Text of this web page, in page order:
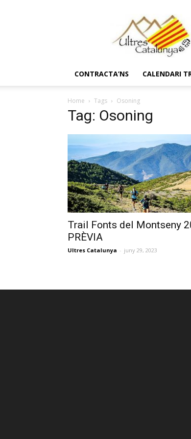
CONTRACTA’NS CALENDARI
Home Tags Osoning
Tag: Osoning
Trail Fonts del Montseny
PRÈVIA
Ultres Catalunya - juny 29, 2023